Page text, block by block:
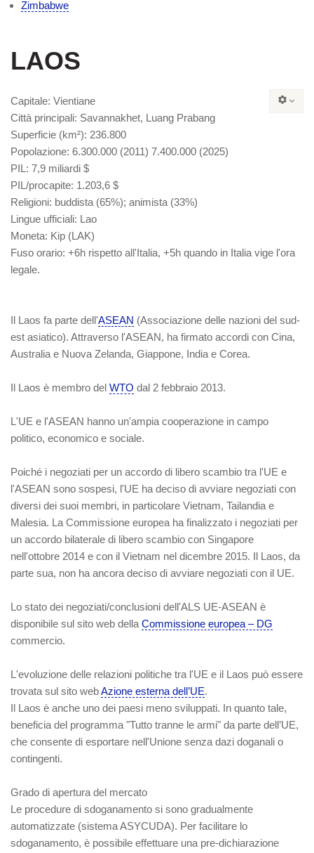
Zimbabwe
LAOS
Capitale: Vientiane
Città principali: Savannakhet, Luang Prabang
Superficie (km²): 236.800
Popolazione: 6.300.000 (2011) 7.400.000 (2025)
PIL : 7,9 miliardi $
PIL/procapite: 1.203,6 $
Religioni: buddista (65%); animista (33%)
Lingue ufficiali: Lao
Moneta: Kip (LAK)
Fuso orario: +6h rispetto all'Italia, +5h quando in Italia vige l'ora
legale.
Il Laos fa parte dell'ASEAN (Associazione delle nazioni del sud-
est asiatico). Attraverso l'ASEAN, ha firmato accordi con Cina,
Australia e Nuova Zelanda, Giappone, India e Corea.
Il Laos è membro del WTO dal 2 febbraio 2013.
L'UE e l'ASEAN hanno un'ampia cooperazione in campo
politico, economico e sociale.
Poiché i negoziati per un accordo di libero scambio tra l'UE e
l'ASEAN sono sospesi, l'UE ha deciso di avviare negoziati con
diversi dei suoi membri, in particolare Vietnam, Tailandia e
Malesia. La Commissione europea ha finalizzato i negoziati per
un accordo bilaterale di libero scambio con Singapore
nell'ottobre 2014 e con il Vietnam nel dicembre 2015. Il Laos, da
parte sua, non ha ancora deciso di avviare negoziati con il UE.
Lo stato dei negoziati/conclusioni dell'ALS UE-ASEAN è
disponibile sul sito web della Commissione europea – DG
commercio.
L'evoluzione delle relazioni politiche tra l'UE e il Laos può essere
trovata sul sito webAzione esterna dell’UE.
Il Laos è anche uno dei paesi meno sviluppati. In quanto tale,
beneficia del programma "Tutto tranne le armi" da parte dell’UE,
che consente di esportare nell'Unione senza dazi doganali o
contingenti.
Grado di apertura del mercato
Le procedure di sdoganamento si sono gradualmente
automatizzate (sistema ASYCUDA). Per facilitare lo
sdoganamento, è possibile effettuare una pre-dichiarazione